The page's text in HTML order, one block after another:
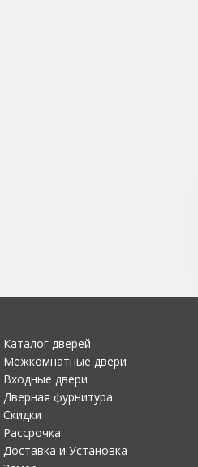
Каталог дверей
Межкомнатные двери
Входные двери
Дверная фурнитура
Скидки
Рассрочка
Доставка и Установка